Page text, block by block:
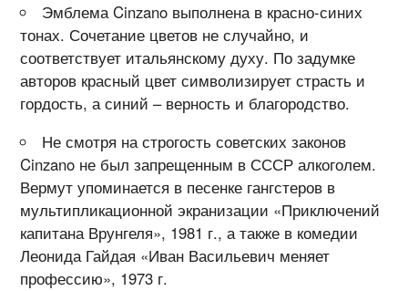
Эмблема Cinzano выполнена в красно-синих
тонах. Сочетание цветов не случайно, и
соответствует итальянскому духу. По задумке
авторов красный цвет символизирует страсть и
гордость, а синий – верность и благородство.
Не смотря на строгость советских законов
Cinzano не был запрещенным в СССР алкоголем.
Вермут упоминается в песенке гангстеров в
мультипликационной экранизации «Приключений
капитана Врунгеля», 1981 г., а также в комедии
Леонида Гайдая «Иван Васильевич меняет
профессию», 1973 г.